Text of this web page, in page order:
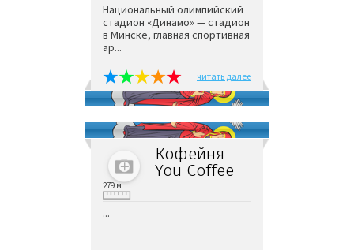
Национальный олимпийский
стадион «Динамо» — стадион
в Минске, главная спортивная
ар...
читать далее
Кофейня
You Coffee
279 м
...